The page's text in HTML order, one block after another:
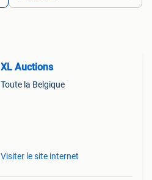
XL Auctions
Toute la Belgique
Visiter le site internet